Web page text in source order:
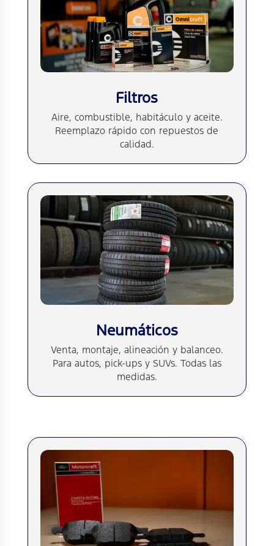
Filtros
Aire, combustible, habitáculo y aceite.
Reemplazo rápido con repuestos de
calidad.
Neumáticos
Venta, montaje, alineación y balanceo.
Para autos, pick-ups y SUVs. Todas las
medidas.